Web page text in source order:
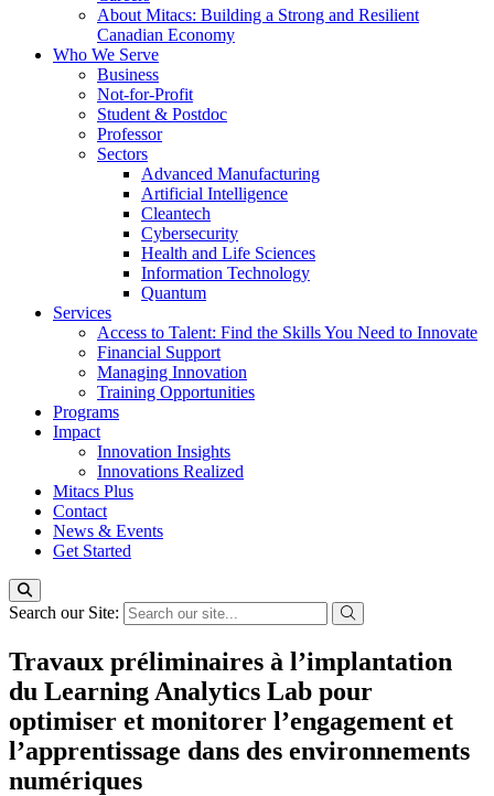
About Mitacs: Building a Strong and Resilient
Canadian Economy
Who We Serve
Business
Not-for-Profit
Student & Postdoc
Professor
Sectors
Advanced Manufacturing
Artificial Intelligence
Cleantech
Cybersecurity
Health and Life Sciences
Information Technology
Quantum
Services
Access to Talent: Find the Skills You Need to Innovate
Financial Support
Managing Innovation
Training Opportunities
Programs
Impact
Innovation Insights
Innovations Realized
Mitacs Plus
Contact
News & Events
Get Started
Search our Site:
Travaux préliminaires à l’implantation
du Learning Analytics Lab pour
optimiser et monitorer l’engagement et
l’apprentissage dans des environnements
numériques